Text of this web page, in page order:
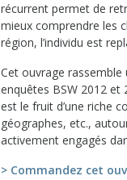
récurrent permet de
mieux comprendre les
région, l’individu est
Cet ouvrage rassemble
enquêtes BSW 2012
est le fruit d’une riche
géographes, etc.,
activement engagés
> Commandez cet